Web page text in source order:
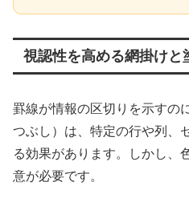
視認性を高める網掛けと
罫線が情報の区切りを示すの
つぶし）は、特定の行や列、
る効果があります。しかし、
意が必要です。